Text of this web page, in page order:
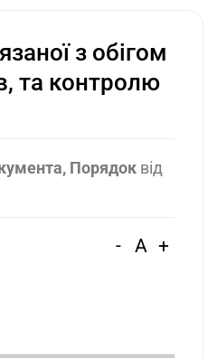
з обігом
та контролю
Порядок від
- A +